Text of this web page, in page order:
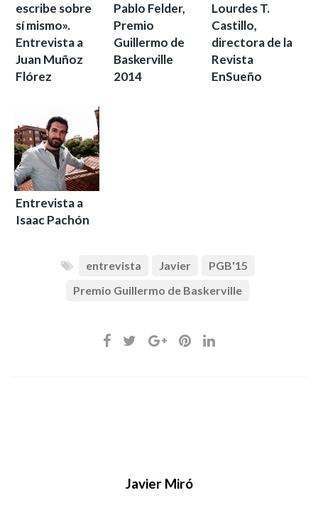
escribe sobre
sí mismo».
Entrevista a
Juan Muñoz
Flórez
Pablo Felder,
Premio
Guillermo de
Baskerville
2014
Lourdes T.
Castillo,
directora de la
Revista
EnSueño
Entrevista a
Isaac Pachón
entrevista Javier
PGB'15
Premio Guillermo de Baskerville
Javier Miró